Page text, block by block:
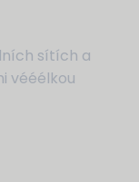
sítích a
vééélkou